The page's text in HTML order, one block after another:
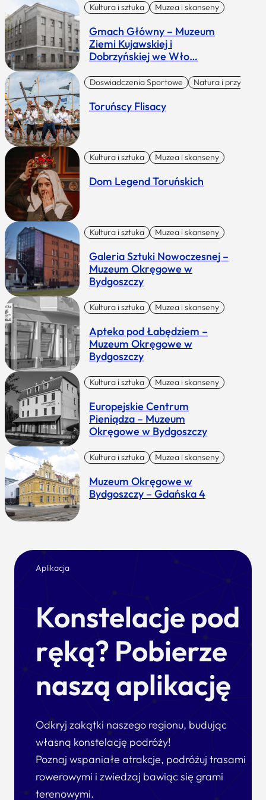
Kultura i sztuka Muzea i skanseny
Gmach Główny – Muzeum
Ziemi Kujawskiej i
Dobrzyńskiej we Wło…
Doswiadczenia Sportowe Natura i przygoda
Toruńscy Flisacy
Kultura i sztuka Muzea i skanseny
Dom Legend Toruńskich
Kultura i sztuka Muzea i skanseny
Galeria Sztuki Nowoczesnej –
Muzeum Okręgowe w
Bydgoszczy
Kultura i sztuka Muzea i skanseny
Apteka pod Łabędziem –
Muzeum Okręgowe w
Bydgoszczy
Kultura i sztuka Muzea i skanseny
Europejskie Centrum
Pieniądza – Muzeum
Okręgowe w Bydgoszczy
Kultura i sztuka Muzea i skanseny
Muzeum Okręgowe w
Bydgoszczy – Gdańska 4
Aplikacja
Konstelacje pod
ręką? Pobierze
naszą aplikację
Odkryj zakątki naszego regionu, budując
własną konstelację podróży!
Poznaj wspaniałe atrakcje, podróżuj trasami
rowerowymi i zwiedzaj bawiąc się grami
terenowymi.